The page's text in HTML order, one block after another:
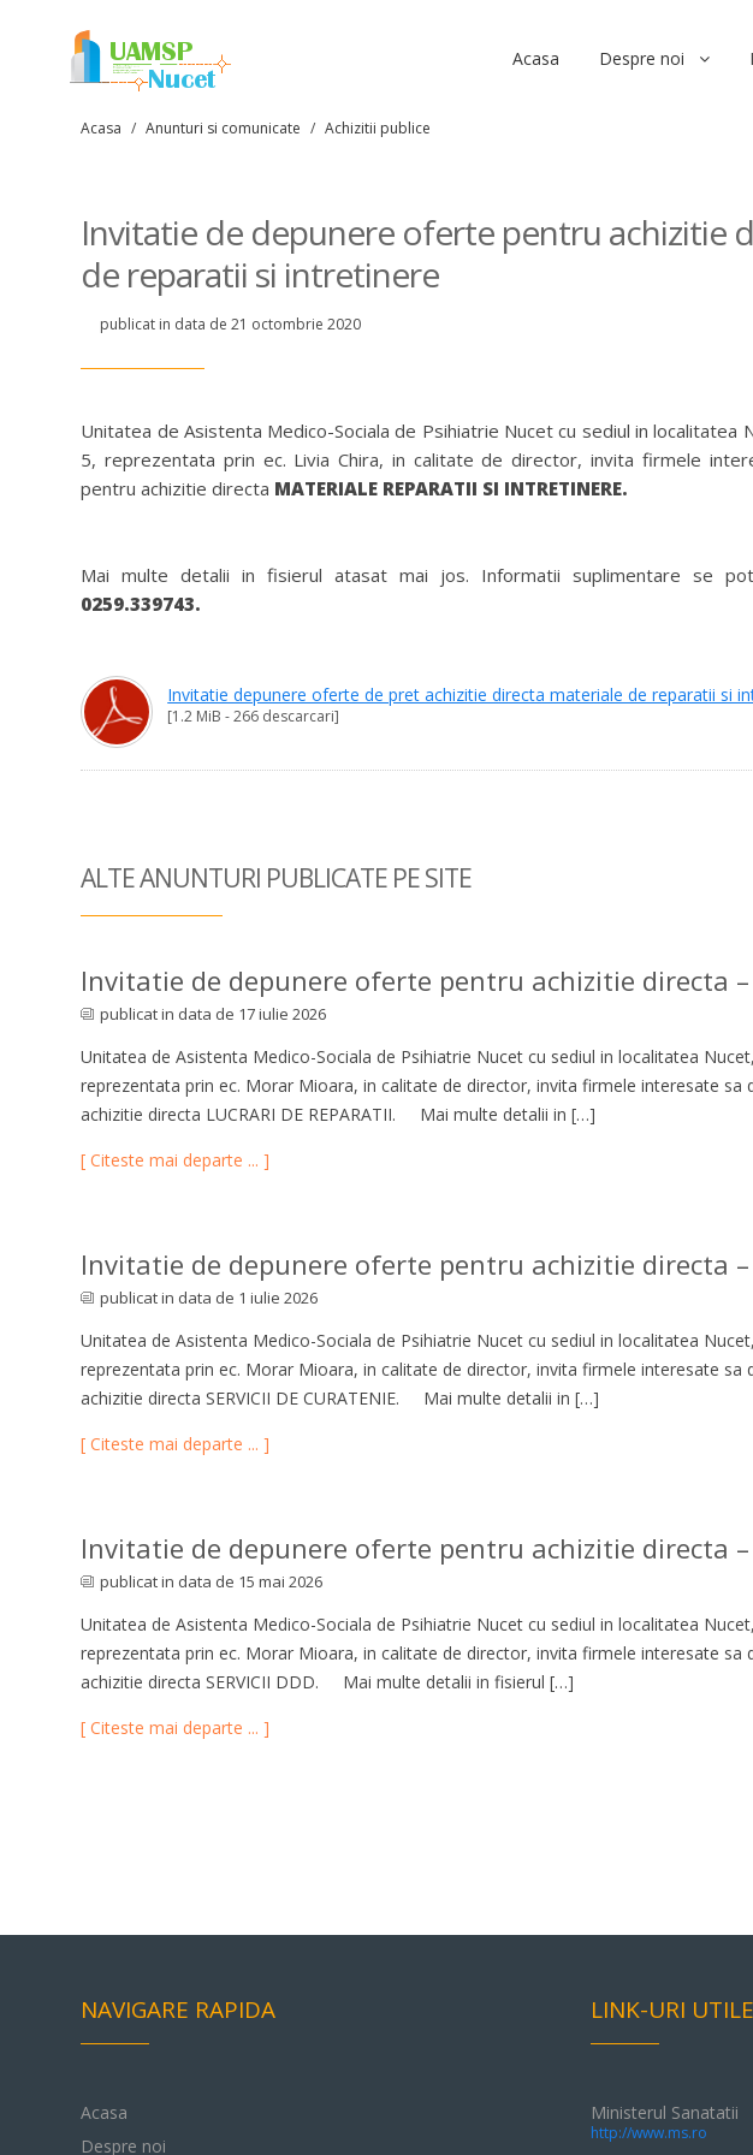
Despre noi
Acasa
Acasa / Anunturi si comunicate / Achizitii publice
Invitatie de depunere oferte pentru achizitie
de reparatii si intretinere
publicat in data de 21 octombrie 2020
Unitatea de Asistenta Medico-Sociala de Psihiatrie Nucet cu sediul in localitatea
5, reprezentata prin ec. Livia Chira, in calitate de director, invita firmele
pentru achizitie directa MATERIALE REPARATII SI INTRETINERE.
Mai multe detalii in fisierul atasat mai jos. Informatii suplimentare se
0259.339743.
Invitatie depunere oferte de pret achizitie directa materiale de reparatii si
[1.2 MiB - 266 descarcari]
ALTE ANUNTURI PUBLICATE PE SITE
Invitatie de depunere oferte pentru achizitie directa
publicat in data de 17 iulie 2026
Unitatea de Asistenta Medico-Sociala de Psihiatrie Nucet cu sediul in localitatea
reprezentata prin ec. Morar Mioara, in calitate de director, invita firmele interesate sa
achizitie directa LUCRARI DE REPARATII. Mai multe detalii in […]
[ Citeste mai departe ... ]
Invitatie de depunere oferte pentru achizitie directa
publicat in data de 1 iulie 2026
Unitatea de Asistenta Medico-Sociala de Psihiatrie Nucet cu sediul in localitatea
reprezentata prin ec. Morar Mioara, in calitate de director, invita firmele interesate sa
achizitie directa SERVICII DE CURATENIE. Mai multe detalii in […]
[ Citeste mai departe ... ]
Invitatie de depunere oferte pentru achizitie directa –
publicat in data de 15 mai 2026
Unitatea de Asistenta Medico-Sociala de Psihiatrie Nucet cu sediul in localitatea
reprezentata prin ec. Morar Mioara, in calitate de director, invita firmele interesate sa
achizitie directa SERVICII DDD. Mai multe detalii in fisierul […]
[ Citeste mai departe ... ]
NAVIGARE RAPIDA
Acasa
Despre noi
LINK-URI UTILE
Ministerul Sanatatii
http://www.ms.ro